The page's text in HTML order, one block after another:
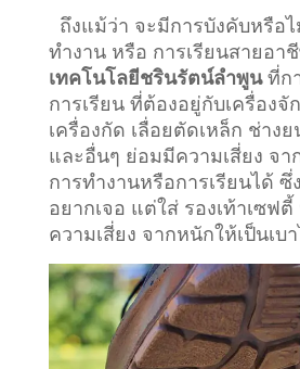
ถึงแม้ว่า จะมีการบังคับหรือ
ทำงาน หรือ การเรียนสายอา
เทคโนโลยีชรินรัตน์ลำพูนที่ก
การเรียน ที่ต้องอยู่กับเครื่องจั
เครื่องกัด เลื่อยตัดเหล็ก ช่าง
และอื่นๆ ย่อมมีความเสี่ยง จา
การทำงานหรือการเรียนได้ ซึ่
อยากเจอ แต่ใส่ รองเท้าเซฟ
ความเสี่ยง จากหนักให้เป็นเบ